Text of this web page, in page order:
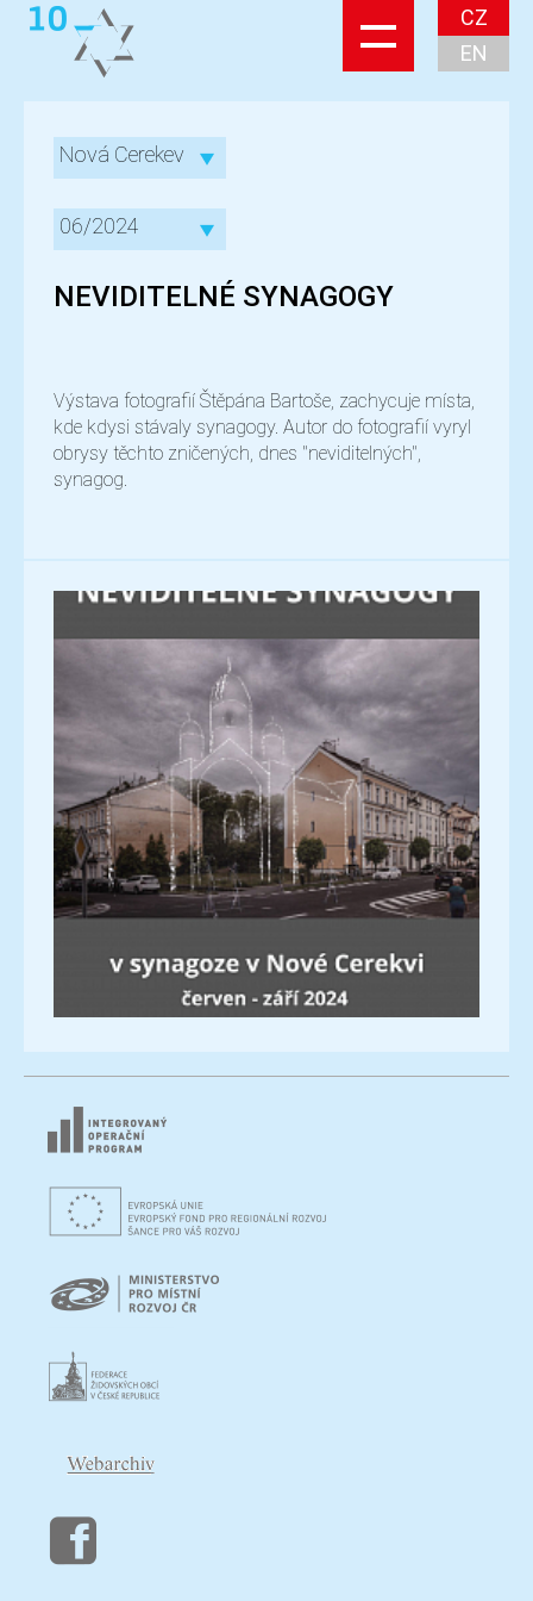
CZ
EN
Nová Cerekev
06/2024
NEVIDITELNÉ SYNAGOGY
Výstava fotografií Štěpána Bartoše, zachycuje místa,
kde kdysi stávaly synagogy. Autor do fotografií vyryl
obrysy těchto zničených, dnes "neviditelných",
synagog.